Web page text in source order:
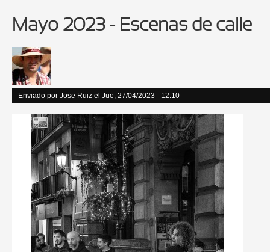
Mayo 2023 - Escenas de calle
Enviado por Jose Ruiz el Jue, 27/04/2023 - 12:10